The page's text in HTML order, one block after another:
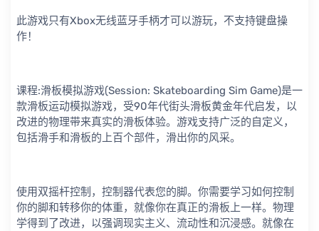
此游戏只有Xbox无线蓝牙手柄才可以游玩，不支持键盘操
作！
课程:滑板模拟游戏(Session: Skateboarding Sim Game)是一
款滑板运动模拟游戏，受90年代街头滑板黄金年代启发，以
改进的物理带来真实的滑板体验。游戏支持广泛的自定义，
包括滑手和滑板的上百个部件，滑出你的风采。
使用双摇杆控制，控制器代表您的脚。你需要学习如何控制
你的脚和转移你的体重，就像你在真正的滑板上一样。物理
学得到了改进，以强调现实主义、流动性和沉浸感。就像在